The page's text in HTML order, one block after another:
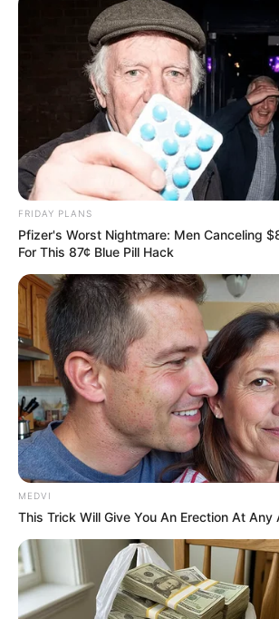
Why this ordinary drink is the
your best every day
CTA LOVE
เรื่องอื่นๆ ที่น่าสนใจ
ดวงรายวัน 13 กันยายน 2565
13 ก.ย. 2022
FRIDAY PLANS
Pfizer's Worst Nightmare: Men Canceling
For This 87¢ Blue Pill Hack
MEDVI
This Trick Will Give You An Erection At Any